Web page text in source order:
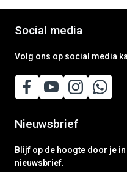
Social media
Volg ons op social media
Nieuwsbrief
Blijf op de hoogte door je
nieuwsbrief.